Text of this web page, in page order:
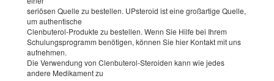
seriösen Quelle zu bestellen. UPsteroid ist eine großartige Quelle,
um authentische
Clenbuterol-Produkte zu bestellen. Wenn Sie Hilfe bei Ihrem
Schulungsprogramm benötigen, können Sie hier Kontakt mit uns
aufnehmen.
Die Verwendung von Clenbuterol-Steroiden kann wie jedes
andere Medikament zu